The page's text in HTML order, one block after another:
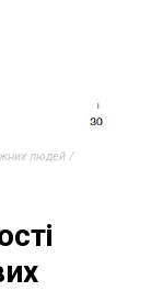
людей /